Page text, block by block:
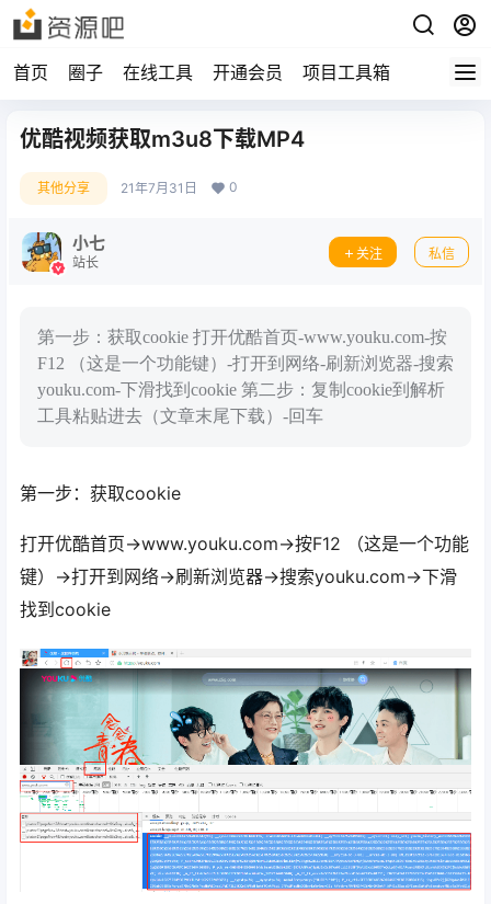
首页 圈子 在线工具 开通会员 项目工具箱
优酷视频获取m3u8下载MP4
其他分享 21年7月31日 0
小七
站长
关注 私信
第一步：获取cookie 打开优酷首页-www.youku.com-按
F12 （这是一个功能键）-打开到网络-刷新浏览器-搜索
youku.com-下滑找到cookie 第二步：复制cookie到解析
工具粘贴进去（文章末尾下载）-回车
第一步：获取cookie
打开优酷首页->www.youku.com->按F12 （这是一个功能
键）->打开到网络->刷新浏览器->搜索youku.com->下滑
找到cookie